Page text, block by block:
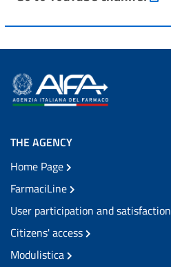
THE AGENCY
Home Page
FarmaciLine
User participation and satisfaction
Citizens' access
Modulistica